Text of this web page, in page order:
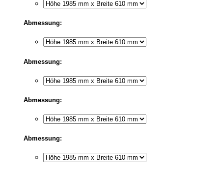
Abmessung:
Abmessung:
Abmessung:
Abmessung: